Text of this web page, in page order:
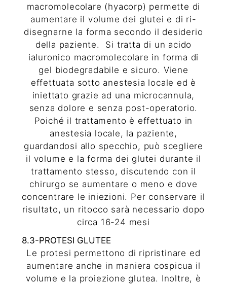
macromolecolare (hyacorp) permette di
aumentare il volume dei glutei e di ri-
disegnarne la forma secondo il desiderio
della paziente.
Si tratta di un acido
ialuronico macromolecolare in forma di
gel biodegradabile e sicuro. Viene
effettuata sotto anestesia locale ed è
iniettato grazie ad una microcannula,
senza dolore e senza post-operatorio.
Poiché il trattamento è effettuato in
anestesia locale, la paziente,
guardandosi allo specchio, può scegliere
il volume e la forma dei glutei durante il
trattamento stesso, discutendo con il
chirurgo se aumentare o meno e dove
concentrare le iniezioni. Per conservare il
risultato, un ritocco sarà necessario dopo
circa 16-24 mesi
8.3-PROTESI GLUTEE
Le protesi permettono di ripristinare ed
aumentare anche in maniera cospicua il
volume e la proiezione glutea. Inoltre, è